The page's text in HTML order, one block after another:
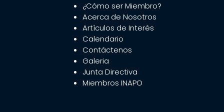
¿Cómo ser Miembro?
Acerca de Nosotros
Artículos de Interés
Calendario
Contáctenos
Galeria
Junta Directiva
Miembros INAPO